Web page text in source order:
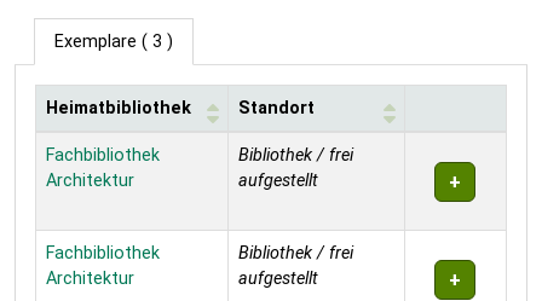
Exemplare ( 3 )
Exemplare
Heimatbibliothek Standort
Fachbibliothek
Architektur
Bibliothek / frei
aufgestellt
Fachbibliothek
Architektur
Bibliothek / frei
aufgestellt